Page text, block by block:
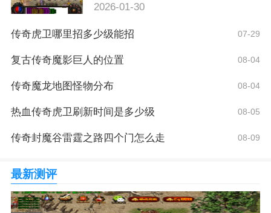
2026-01-30
传奇虎卫哪里招多少级能招 07-29
复古传奇魔影巨人的位置 08-04
传奇魔龙地图怪物分布 08-04
热血传奇虎卫刷新时间是多少级 08-05
传奇封魔谷雷霆之路四个门怎么走 08-09
最新测评